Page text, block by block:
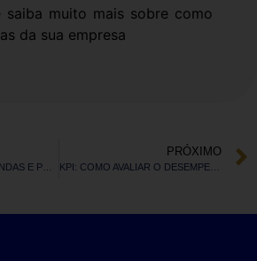
saiba muito mais sobre como
da sua empresa
PRÓXIMO
KPI: COMO AVALIAR O DESEMPENHO DA SUA EMPRESA